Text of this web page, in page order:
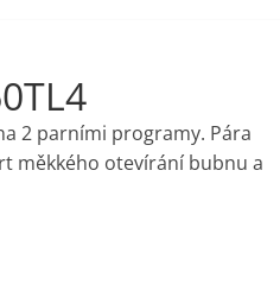
2 parními programy. Pára
měkkého otevírání bubnu a